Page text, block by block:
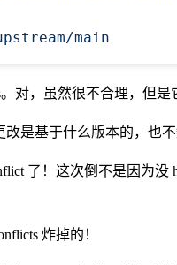
main
对，虽然很不合理，但
是基于什么版本的，
了！这次倒不是因为没
炸掉的！